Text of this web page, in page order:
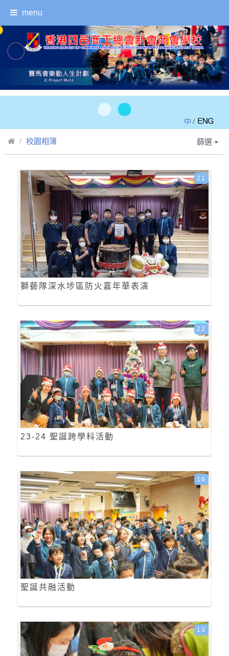
menu
/
校園相簿 篩選
獅藝隊深水埗區防火嘉年華表演
21
23-24 聖誕跨學科活動
22
聖誕共融活動
16
13